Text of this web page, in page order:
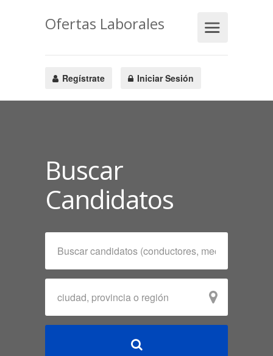
Ofertas Laborales
Regístrate Iniciar Sesión
Buscar
Candidatos